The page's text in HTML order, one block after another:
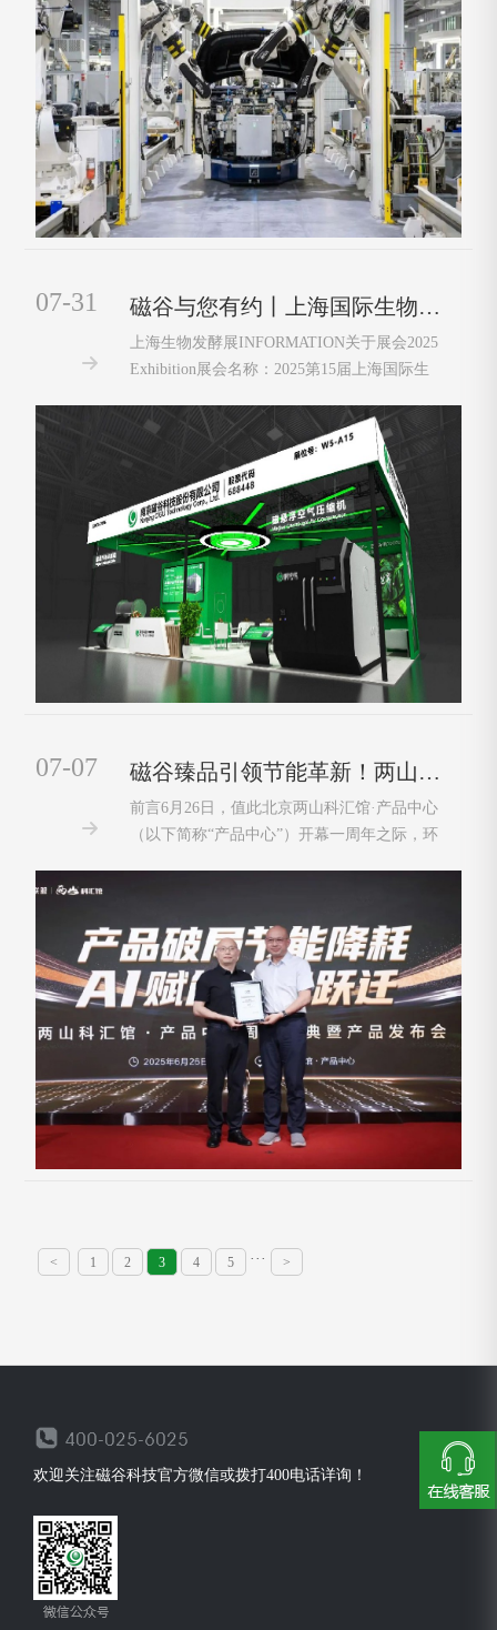
水。其中包括含有颜料、有机溶剂的涂料废
水；···
07-31

磁谷与您有约丨上海国际生物发酵展（8.7-8.9）
上海生物发酵展INFORMATION关于展会2025
Exhibition展会名称：2025第15届上海国际生
2025.8.7-8.9展会地点：上海新国际博览中心展
位 号：W5-A15展品介绍磁悬浮空压机A+系列
更可靠 更智能更精准 更洁净磁谷科技全自主
研发···
07-07

磁谷臻品引领节能革新！两山科汇馆·产品中心周年庆典圆满落幕
前言6月26日，值此北京两山科汇馆·产品中心
（以下简称“产品中心”）开幕一周年之际，环
破解节能降耗，AI 赋能价值跃迁”为···
< 1 2 3 4 5 ··· >
欢迎关注磁谷科技官方微信或拨打400电话详询！